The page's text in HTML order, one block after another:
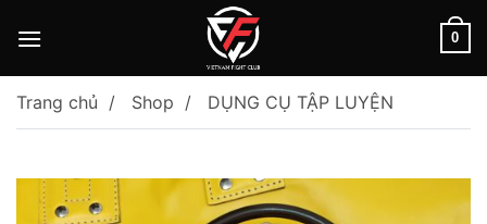
0
Trang chủ Shop DỤNG CỤ TẬP LUYỆN